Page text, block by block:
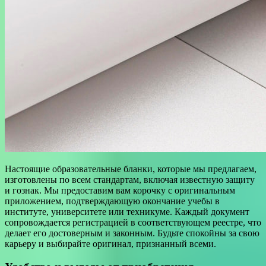
Настоящие образовательные бланки, которые мы предлагаем,
изготовлены по всем стандартам, включая известную защиту
и гознак. Мы предоставим вам корочку с оригинальным
приложением, подтверждающую окончание учебы в
институте, университете или техникуме. Каждый документ
сопровождается регистрацией в соответствующем реестре, что
делает его достоверным и законным. Будьте спокойны за свою
карьеру и выбирайте оригинал, признанный всеми.